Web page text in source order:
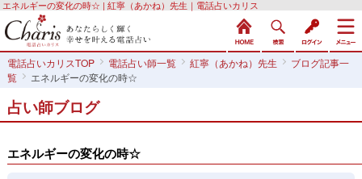
エネルギーの変化の時☆ | 紅寧（あかね）先生｜電話占いカリス
電話占いカリスTOP 電話占い師一覧 紅寧（あかね）先生
ブログ記事一
覧
エネルギーの変化の時☆
占い師ブログ
エネルギーの変化の時☆